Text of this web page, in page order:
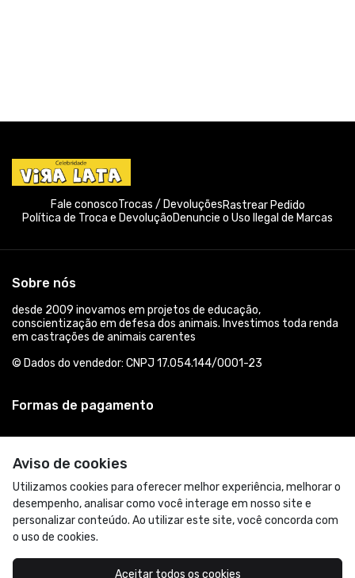
Aviso de cookies
Utilizamos cookies para oferecer melhor experiência, melhorar o
desempenho, analisar como você interage em nosso site e
personalizar conteúdo. Ao utilizar este site, você concorda com
o uso de cookies.
Aceitar todos os cookies
Fale conoscoTrocas / DevoluçõesRastrear Pedido
Política de Troca e DevoluçãoDenuncie o Uso Ilegal de Marcas
Sobre nós
desde 2009 inovamos em projetos de educação,
conscientização em defesa dos animais. Investimos toda renda
em castrações de animais carentes
© Dados do vendedor: CNPJ 17.054.144/0001-23
Formas de pagamento
Acompanhe-nos: